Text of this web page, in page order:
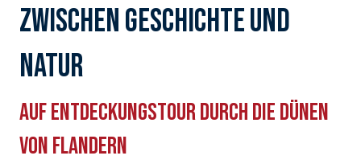
Zwischen Geschichte und
Natur
Auf Entdeckungstour durch die Dünen
von Flandern